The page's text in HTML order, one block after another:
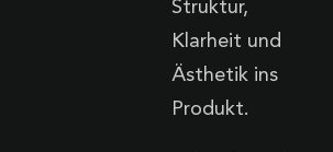
Struktur,
Klarheit und
Ästhetik ins
Produkt.